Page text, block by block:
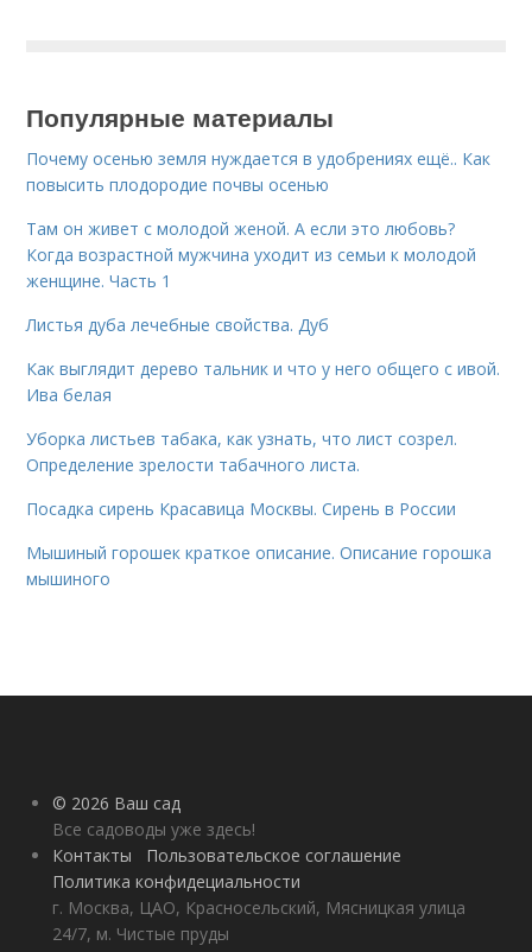
Популярные материалы
Почему осенью земля нуждается в удобрениях ещё.. Как
повысить плодородие почвы осенью
Там он живет с молодой женой. А если это любовь?
Когда возрастной мужчина уходит из семьи к молодой
женщине. Часть 1
Листья дуба лечебные свойства. Дуб
Как выглядит дерево тальник и что у него общего с ивой.
Ива белая
Уборка листьев табака, как узнать, что лист созрел.
Определение зрелости табачного листа.
Посадка сирень Красавица Москвы. Сирень в России
Мышиный горошек краткое описание. Описание горошка
мышиного
© 2026 Ваш сад
Все садоводы уже здесь!
Контакты
Пользовательское соглашение
Политика конфидециальности
г. Москва, ЦАО, Красносельский, Мясницкая улица
24/7, м. Чистые пруды